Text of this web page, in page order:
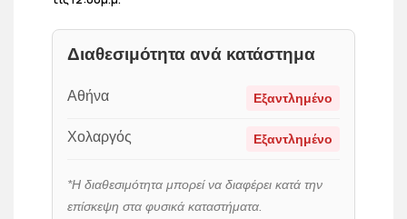
Διαθεσιμότητα ανά κατάστημα
Αθήνα Εξαντλημένο
Χολαργός Εξαντλημένο
*Η διαθεσιμότητα μπορεί να διαφέρει κατά την
επίσκεψη στα φυσικά καταστήματα.